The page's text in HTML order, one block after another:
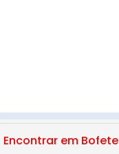
Encontrar em Bofete